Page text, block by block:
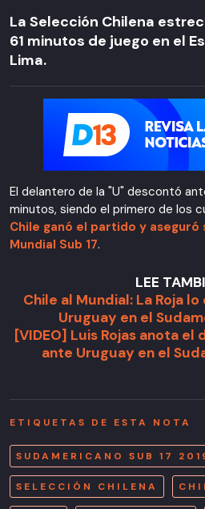
La Selección Chilena
61 minutos de juego en el
Lima.
El delantero de la "U" descontó
minutos, siendo el primero de los
Chile ganó el partido y aseguró
Mundial Sub 17.
LEE
Chile al Mundial: La Roja
Uruguay en el
[VIDEO] Luis Rojas anota el
ante Uruguay en el
ETIQUETAS DE ESTA NOTA
SUDAMERICANO SUB 17
SELECCIÓN CHILENA